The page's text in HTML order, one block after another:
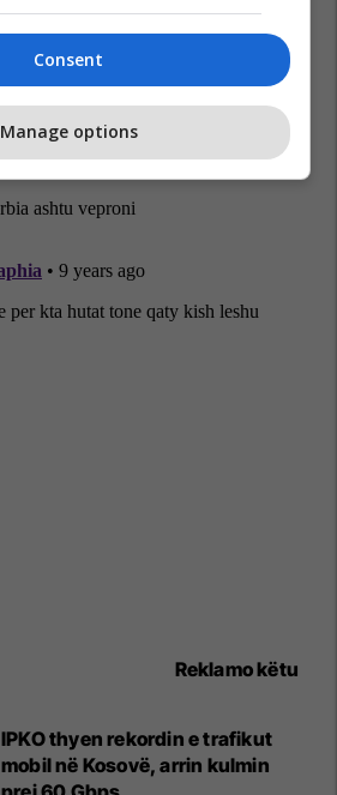
Reklamo këtu
IPKO thyen rekordin e trafikut
mobil në Kosovë, arrin kulmin
Consent
Manage options